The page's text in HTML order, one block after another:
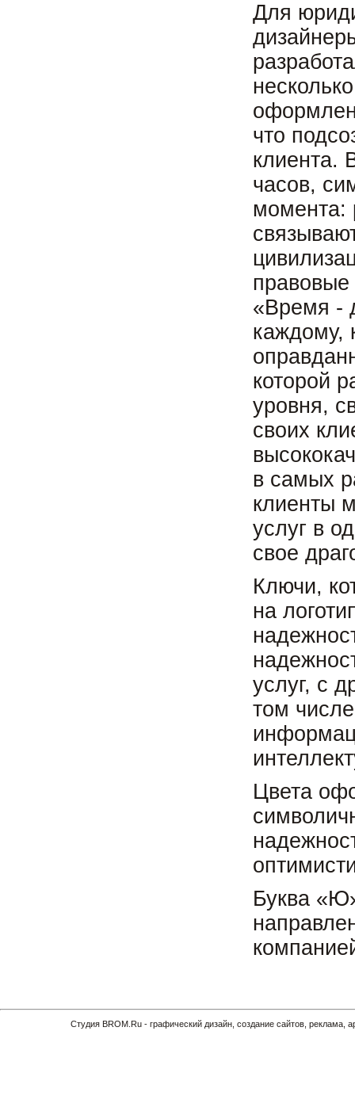
Для
оформлен
что
клиента.
часов,
момента:
«Время -
каждому,
которой
уровня,
своих
в самых
клиенты
услуг в
свое
Ключи,
на
услуг, с
том
Цвета
Буква
Cтудия BROM.Ru - графический дизайн, создание сайтов,